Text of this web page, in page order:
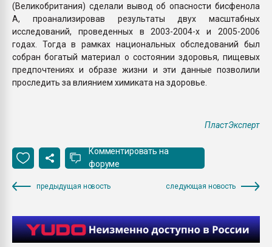
(Великобритания) сделали вывод об опасности бисфенола
А, проанализировав результаты двух масштабных
исследований, проведенных в 2003-2004-х и 2005-2006
годах. Тогда в рамках национальных обследований был
собран богатый материал о состоянии здоровья, пищевых
предпочтениях и образе жизни и эти данные позволили
проследить за влиянием химиката на здоровье.
ПластЭксперт
Комментировать на
форуме
предыдущая новость следующая новость